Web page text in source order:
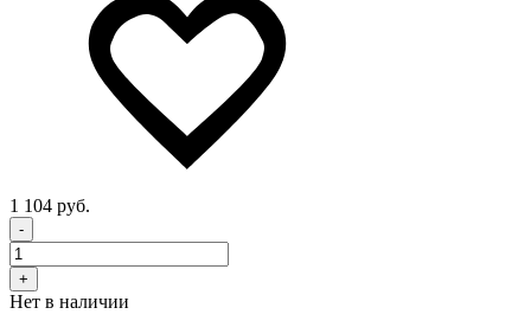
1 104 руб.
-
+
Нет в наличии